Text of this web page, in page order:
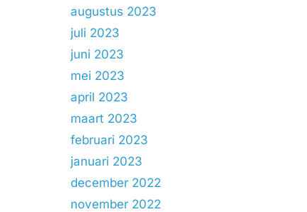
augustus 2023
juli 2023
juni 2023
mei 2023
april 2023
maart 2023
februari 2023
januari 2023
december 2022
november 2022